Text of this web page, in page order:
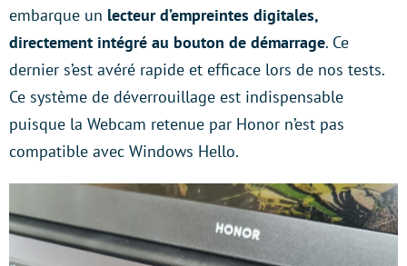
embarque un lecteur d’empreintes digitales,
directement intégré au bouton de démarrage. Ce
dernier s’est avéré rapide et efficace lors de nos tests.
Ce système de déverrouillage est indispensable
puisque la Webcam retenue par Honor n’est pas
compatible avec Windows Hello.